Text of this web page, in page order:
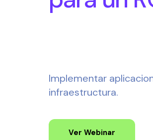
Implementar
infraestructura.
Ver Webinar